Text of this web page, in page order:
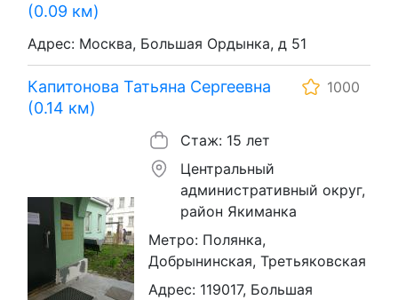
(0.09 км)
Адрес: Москва, Большая Ордынка, д 51
Капитонова Татьяна Сергеевна
(0.14 км)
1000
Стаж: 15 лет
Центральный
административный округ,
район Якиманка
Метро: Полянка,
Добрынинская, Третьяковская
Адрес: 119017, Большая